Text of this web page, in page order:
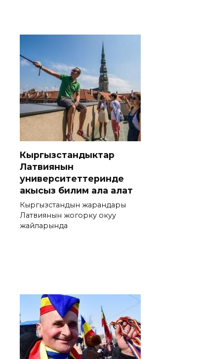
Кыргызстандыктар
Латвиянын
университеттеринде
акысыз билим ала алат
Кыргызстандын жарандары
Латвиянын жогорку окуу
жайларында